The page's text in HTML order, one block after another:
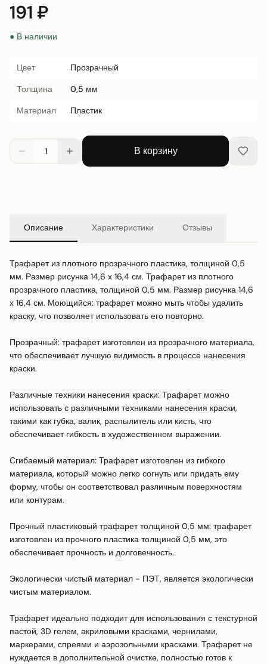
191 ₽
● В наличии
Цвет
Прозрачный
Толщина
0,5 мм
Материал
Пластик
1 В корзину
Описание Характеристики Отзывы
Трафарет из плотного прозрачного пластика, толщиной 0,5
мм. Размер рисунка 14,6 х 16,4 см. Трафарет из плотного
прозрачного пластика, толщиной 0,5 мм. Размер рисунка 14,6
х 16,4 см. Моющийся: трафарет можно мыть чтобы удалить
краску, что позволяет использовать его повторно.
Прозрачный: трафарет изготовлен из прозрачного материала,
что обеспечивает лучшую видимость в процессе нанесения
краски.
Различные техники нанесения краски: Трафарет можно
использовать с различными техниками нанесения краски,
такими как губка, валик, распылитель или кисть, что
обеспечивает гибкость в художественном выражении.
Сгибаемый материал: Трафарет изготовлен из гибкого
материала, который можно легко согнуть или придать ему
форму, чтобы он соответствовал различным поверхностям
или контурам.
Прочный пластиковый трафарет толщиной 0,5 мм: трафарет
изготовлен из прочного пластика толщиной 0,5 мм, это
обеспечивает прочность и долговечность.
Экологически чистый материал - ПЭТ, является экологически
чистым материалом.
Трафарет идеально подходит для использования с текстурной
пастой, 3D гелем, акриловыми красками, чернилами,
маркерами, спреями и аэрозольными красками. Трафарет не
нуждается в дополнительной очистке, полностью готов к